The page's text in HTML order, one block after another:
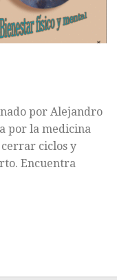
por Alejandro
por la medicina
ciclos y
Encuentra